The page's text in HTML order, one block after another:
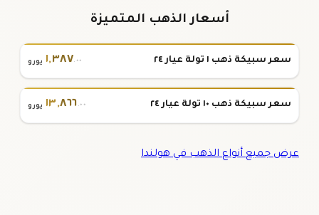
أسعار الذهب المتميزة
سعر سبيكة ذهب ١ تولة عيار ٢٤ ١,٣٨٧.٠٠ يورو
سعر سبيكة ذهب ١٠ تولة عيار ٢٤ ١٣,٨٦٦.٠٠ يورو
عرض جميع أنواع الذهب في هولندا